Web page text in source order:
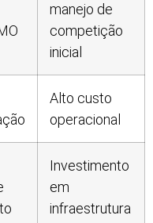
manejo de
competição
inicial
Alto custo
operacional
Investimento
em
infraestrutura